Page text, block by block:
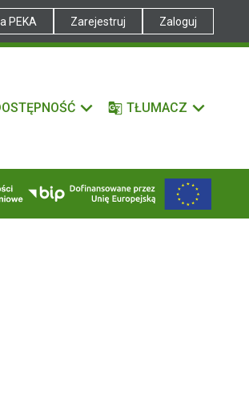
PEKA Zarejestruj Zaloguj
TŁUMACZ